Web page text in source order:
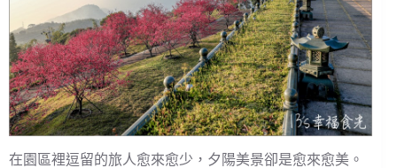
在園區裡逗留的旅人愈來愈少，夕陽美景卻是愈來愈美。